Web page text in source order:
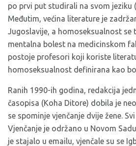
po prvi put studirali na svom jeziku
Međutim, većina literature je
Jugoslavije, a homoseksualnost se
mentalna bolest na medicinskom
postoje profesori koji koriste
homoseksualnost definirana kao
Ranih 1990-ih godina, redakcija
časopisa (Koha Ditore) dobila je
se spominje vjenčanje dvije žene.
Vjenčanje je održano u Novom
je stajalo u emailu, vjenčale su se